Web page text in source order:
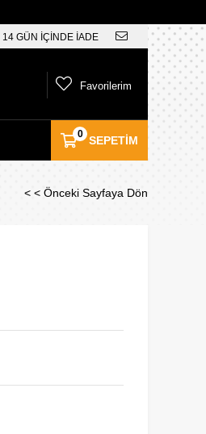
14 GÜN İÇİNDE İADE
SEPETIM
0
Favorilerim
< < Önceki Sayfaya Dön